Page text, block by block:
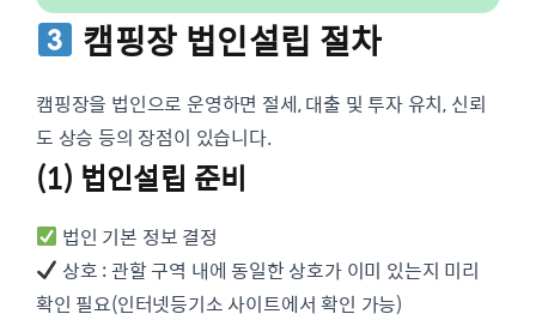
캠핑장 법인설립 절차
캠핑장을 법인으로 운영하면 절세, 대출 및 투자 유치, 신뢰
도 상승 등의 장점이 있습니다.
(1) 법인설립 준비
법인 기본 정보 결정
상호 : 관할 구역 내에 동일한 상호가 이미 있는지 미리
확인 필요(인터넷등기소 사이트에서 확인 가능)